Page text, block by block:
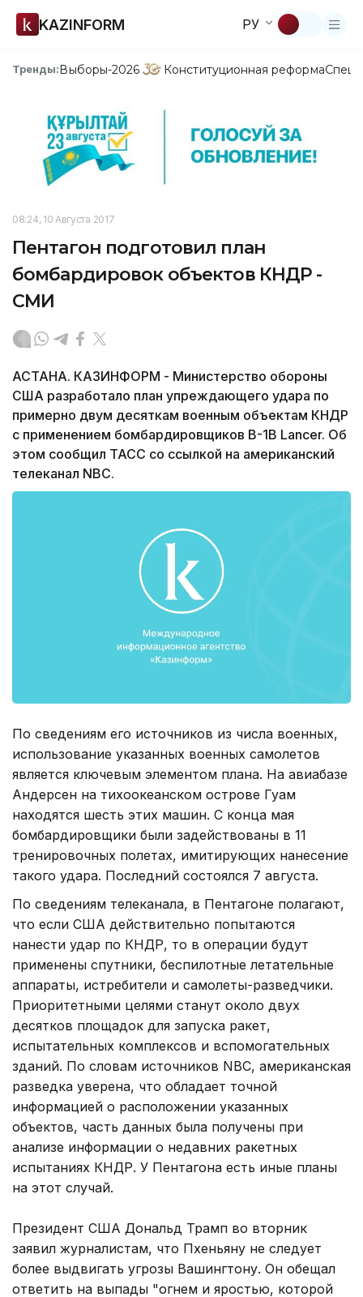
KAZINFORM РУ
Тренды:Выборы-2026 Конституционная реформа
08:24, 10 Августа 2017
Пентагон подготовил план
бомбардировок объектов КНДР -
СМИ
АСТАНА. КАЗИНФОРМ - Министерство обороны
США разработало план упреждающего удара по
примерно двум десяткам военным объектам КНДР
с применением бомбардировщиков B-1B Lancer. Об
этом сообщил ТАСС со ссылкой на американский
телеканал NBC.
По сведениям его источников из числа военных,
использование указанных военных самолетов
является ключевым элементом плана. На авиабазе
Андерсен на тихоокеанском острове Гуам
находятся шесть этих машин. С конца мая
бомбардировщики были задействованы в 11
тренировочных полетах, имитирующих нанесение
такого удара. Последний состоялся 7 августа.
По сведениям телеканала, в Пентагоне полагают,
что если США действительно попытаются
нанести удар по КНДР, то в операции будут
применены спутники, беспилотные летательные
аппараты, истребители и самолеты-разведчики.
Приоритетными целями станут около двух
десятков площадок для запуска ракет,
испытательных комплексов и вспомогательных
зданий. По словам источников NBC, американская
разведка уверена, что обладает точной
информацией о расположении указанных
объектов, часть данных была получены при
анализе информации о недавних ракетных
испытаниях КНДР. У Пентагона есть иные планы
на этот случай.
Президент США Дональд Трамп во вторник
заявил журналистам, что Пхеньяну не следует
более выдвигать угрозы Вашингтону. Он обещал
ответить на выпады "огнем и яростью, которой